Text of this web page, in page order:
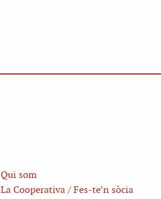
Qui som
La Cooperativa / Fes-te’n sòcia